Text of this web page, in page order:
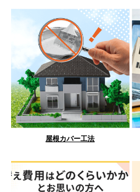
屋根カバー工法